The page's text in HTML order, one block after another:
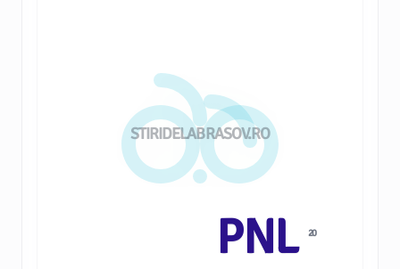
STIRIDELABRASOV.RO
PNL 20